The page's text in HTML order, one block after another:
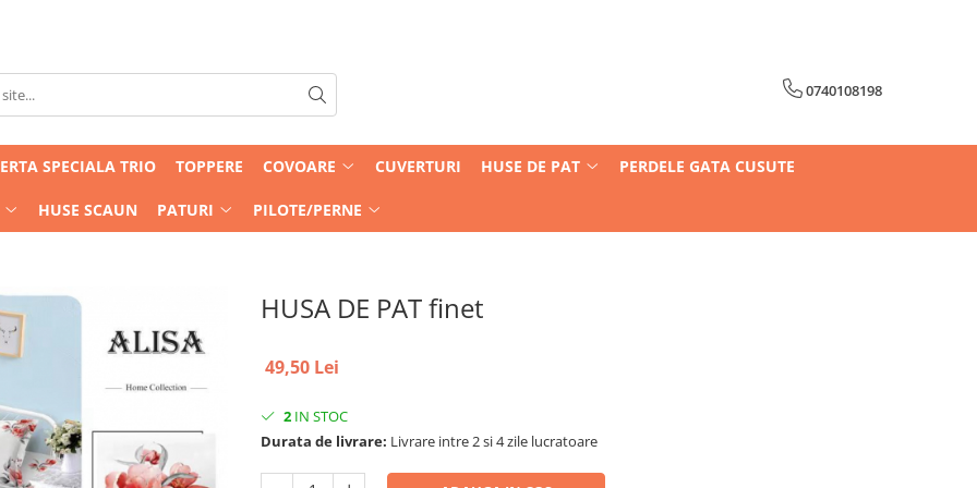
0740108198
SPECIALA TRIO TOPPERE COVOARE CUVERTURI HUSE DE PAT PERDELE GATA CUSUTE
HUSE SCAUN PATURI PILOTE/PERNE
HUSA DE PAT finet
49,50 Lei
2 IN STOC
Durata de livrare: Livrare intre 2 si 4 zile lucratoare